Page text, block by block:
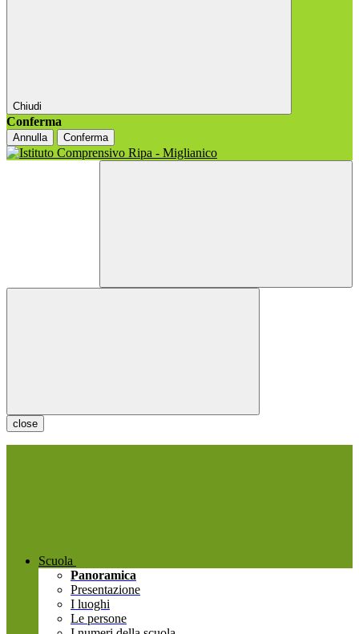
Chiudi
Conferma
Annulla Conferma
close
Scuola
Panoramica
Presentazione
I luoghi
Le persone